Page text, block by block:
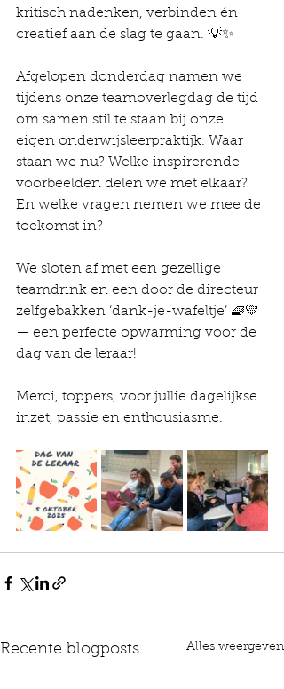
kritisch nadenken, verbinden én
creatief aan de slag te gaan. 💡✨
Afgelopen donderdag namen we
tijdens onze teamoverlegdag de tijd
om samen stil te staan bij onze
eigen onderwijsleerpraktijk. Waar
staan we nu? Welke inspirerende
voorbeelden delen we met elkaar?
En welke vragen nemen we mee de
toekomst in?
We sloten af met een gezellige
teamdrink en een door de directeur
zelfgebakken ‘dank-je-wafeltje’ 🧇💛
— een perfecte opwarming voor de
dag van de leraar!
Merci, toppers, voor jullie dagelijkse
inzet, passie en enthousiasme.
Recente blogposts Alles weergeven